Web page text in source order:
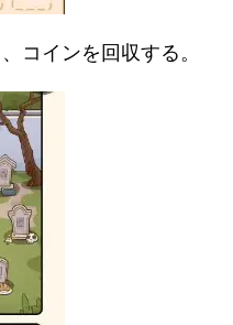
コインを回収する。